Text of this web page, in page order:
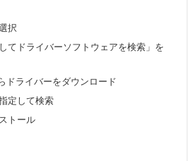
択
てドライバーソフトウェアを検索」を
ドライバーをダウンロード
定して検索
トール